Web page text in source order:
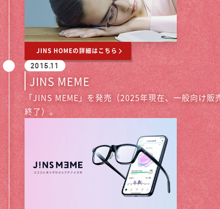
JINS HOMEの詳細はこちら
2015.11
JINS MEME
「JINS MEME」を発売（2025年現在、一般向け販
終了）。